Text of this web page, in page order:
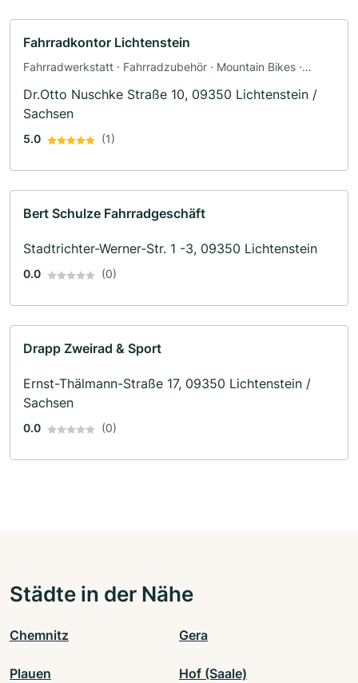
Fahrradkontor Lichtenstein
Fahrradwerkstatt · Fahrradzubehör · Mountain Bikes ·
Dr.Otto Nuschke Straße 10, 09350 Lichtenstein /
Sachsen
5.0 (1)
Bert Schulze Fahrradgeschäft
Stadtrichter-Werner-Str. 1 -3, 09350 Lichtenstein
0.0 (0)
Drapp Zweirad & Sport
Ernst-Thälmann-Straße 17, 09350 Lichtenstein /
Sachsen
0.0 (0)
Städte in der Nähe
Chemnitz Gera
Plauen Hof (Saale)